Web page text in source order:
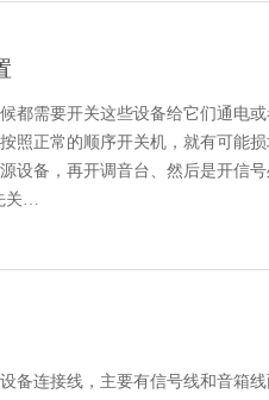
都需要开关这些设备给它们通电
照正常的顺序开关机，就有可能
设备，再开调音台、然后是开信
关…
备连接线，主要有信号线和音箱